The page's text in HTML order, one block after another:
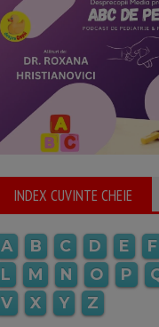
INDEX CUVINTE CHEIE
A B C D E F
L
M N O P
V
X Y Z